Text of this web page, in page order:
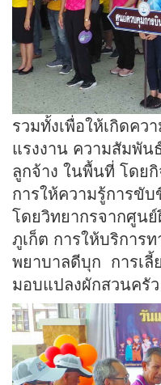
รวมทั้งเพื่อให้เกิดค
แรงงาน ความสัมพัน
ลูกจ้าง ในพื้นที่ โดย
การให้ความรู้การขั
โดยวิทยากรจากศูน
ภูเก็ต การให้บริการ
พยาบาลดีบุก การเลี้
มอบแปลงผักสวนครั